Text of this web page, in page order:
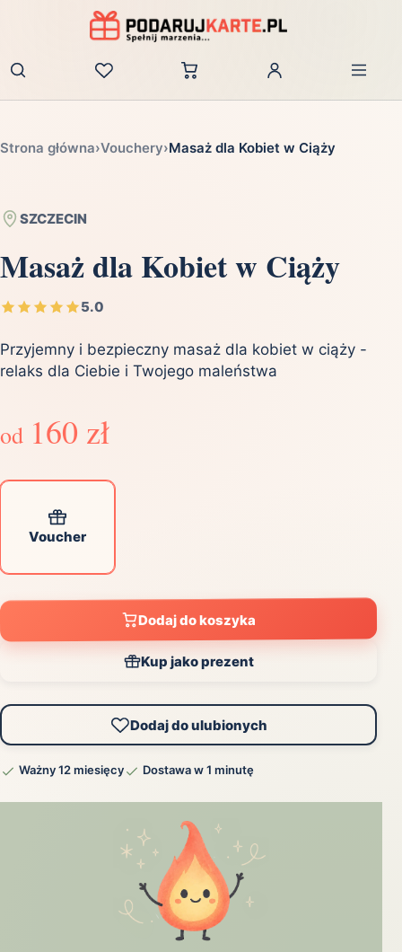
Zaloguj
Strona główna›Vouchery›Masaż dla Kobiet w Ciąży
SZCZECIN
Masaż dla Kobiet w Ciąży
5.0
Przyjemny i bezpieczny masaż dla kobiet w ciąży -
relaks dla Ciebie i Twojego maleństwa
od 160 zł
Voucher
Dodaj do koszyka
Kup jako prezent
Dodaj do ulubionych
Ważny 12 miesięcy Dostawa w 1 minutę